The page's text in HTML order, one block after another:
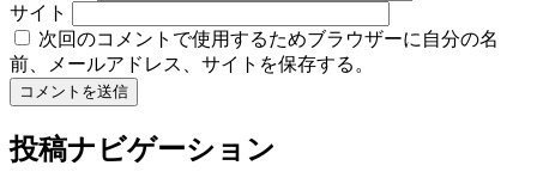
サイト
次回のコメントで使用するためブラウザーに自分の名
前、メールアドレス、サイトを保存する。
投稿ナビゲーション